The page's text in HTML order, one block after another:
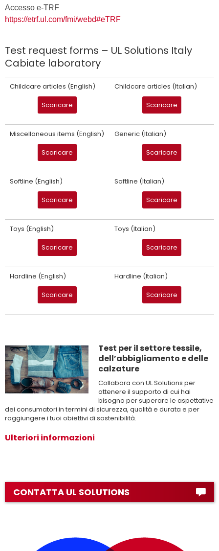
Accesso e-TRF
https://etrf.ul.com/fmi/webd#eTRF
Test request forms – UL Solutions Italy
Cabiate laboratory
Childcare articles (English)
Scaricare
Childcare articles (Italian)
Scaricare
Miscellaneous items (English)
Scaricare
Generic (Italian)
Scaricare
Softline (English)
Scaricare
Softline (Italian)
Scaricare
Toys (English)
Scaricare
Toys (Italian)
Scaricare
Hardline (English)
Scaricare
Hardline (Italian)
Scaricare
Test per il settore tessile,
dell’abbigliamento e delle
calzature
Collabora con UL Solutions per
ottenere il supporto di cui hai
bisogno per superare le aspettative
dei consumatori in termini di sicurezza, qualità e durata e per
raggiungere i tuoi obiettivi di sostenibilità.
Ulteriori informazioni
CONTATTA UL SOLUTIONS